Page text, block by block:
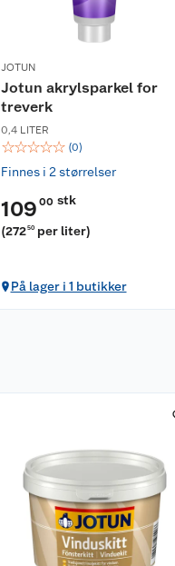
JOTUN
Jotun akrylsparkel for
treverk
0,4 LITER
☆☆☆☆☆ (0)
Finnes i 2 størrelser
109 00 stk
(27250 per liter)
På lager i 1 butikker